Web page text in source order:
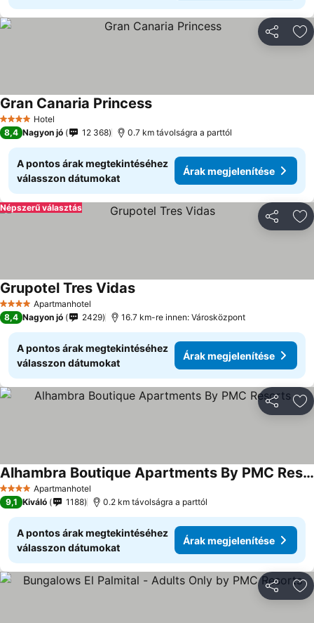
4 KategóriaHotel
Gran Canaria Princess
8,4 Nagyon jó 12 368 0.7 km távolságra a parttól
A pontos árak megtekintéséhez
válasszon dátumokat
Árak megjelenítése
Népszerű választás
4 KategóriaApartmanhotel
Grupotel Tres Vidas
8,4 Nagyon jó 2429 16.7 km-re innen: Városközpont
A pontos árak megtekintéséhez
válasszon dátumokat
Árak megjelenítése
4 KategóriaApartmanhotel
Alhambra Boutique Apartments By PMC Resorts
9,1 Kiváló 1188 0.2 km távolságra a parttól
A pontos árak megtekintéséhez
válasszon dátumokat
Árak megjelenítése